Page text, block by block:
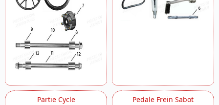
Partie Cycle Pedale Frein Sabot